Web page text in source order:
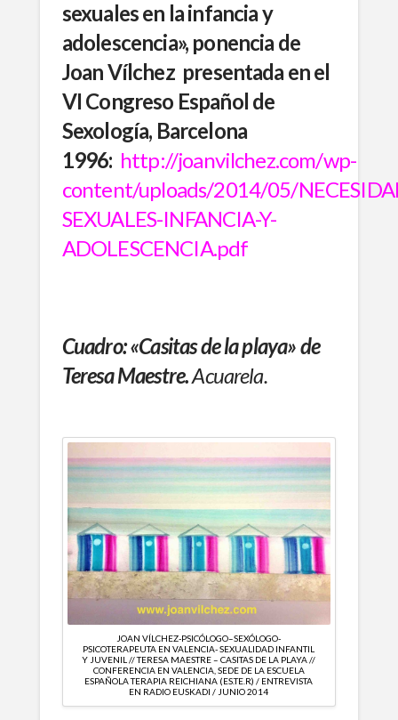
sexuales en la infancia y
adolescencia», ponencia de
Joan Vílchez presentada en el
VI Congreso Español de
Sexología, Barcelona
1996: http://joanvilchez.com/wp-
content/uploads/2014/05/
SEXUALES-INFANCIA-Y-
ADOLESCENCIA.pdf
Cuadro: «Casitas de la playa» de
Teresa Maestre.Acuarela.
JOAN VÍLCHEZ-PSICÓLOGO–SEXÓLOGO-
PSICOTERAPEUTA EN VALENCIA- SEXUALIDAD INFANTIL
Y JUVENIL // TERESA MAESTRE – CASITAS DE LA PLAYA //
CONFERENCIA EN VALENCIA, SEDE DE LA ESCUELA
ESPAÑOLA TERAPIA REICHIANA (ES.TE.R) / ENTREVISTA
EN RADIO EUSKADI / JUNIO 2014